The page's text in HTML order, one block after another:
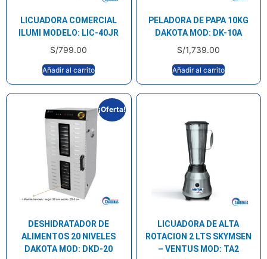
LICUADORA COMERCIAL
ILUMI MODELO: LIC-40JR
S/799.00
Añadir al carrito
PELADORA DE PAPA 10KG
DAKOTA MOD: DK-10A
S/1,739.00
Añadir al carrito
¡Oferta!
DESHIDRATADOR DE
ALIMENTOS 20 NIVELES
DAKOTA MOD: DKD-20
LICUADORA DE ALTA
ROTACION 2 LTS SKYMSEN
– VENTUS MOD: TA2